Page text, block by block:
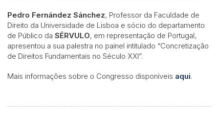
Pedro Fernández Sánchez, Professor da Faculdade de
Direito da Universidade de Lisboa e sócio do departamento
de Público da SÉRVULO, em representação de Portugal,
apresentou a sua palestra no painel intitulado “Concretização
de Direitos Fundamentais no Século XXI”.
Mais informações sobre o Congresso disponíveis aqui.